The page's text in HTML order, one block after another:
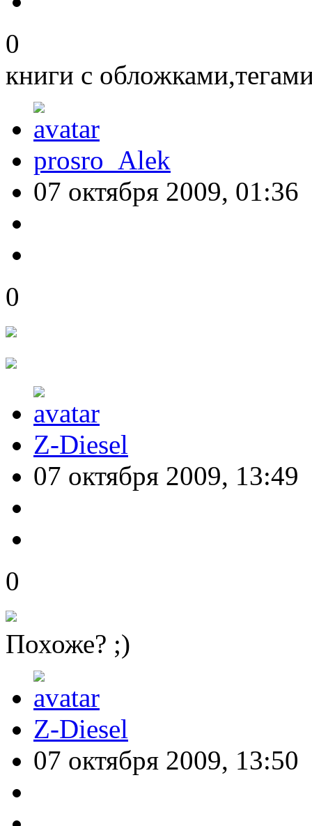
0
книги с
prosro_Alek
07 октября 2009, 01:36
0
Z-Diesel
07 октября 2009, 13:49
0
Похоже? ;)
Z-Diesel
07 октября 2009, 13:50